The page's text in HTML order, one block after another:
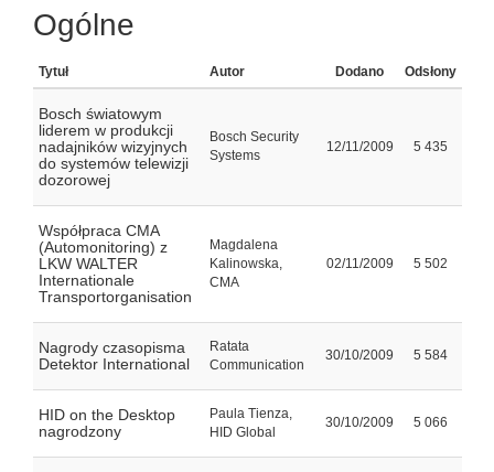
Ogólne
Tytuł Autor Dodano Odsłony
Bosch światowym
liderem w produkcji
nadajników wizyjnych
do systemów telewizji
dozorowej
Bosch Security
Systems
12/11/2009 5 435
Współpraca CMA
(Automonitoring) z
LKW WALTER
Internationale
Transportorganisation
Magdalena
Kalinowska,
CMA
02/11/2009 5 502
Nagrody czasopisma
Detektor International
Ratata
Communication
30/10/2009 5 584
HID on the Desktop
nagrodzony
Paula Tienza,
HID Global
30/10/2009 5 066